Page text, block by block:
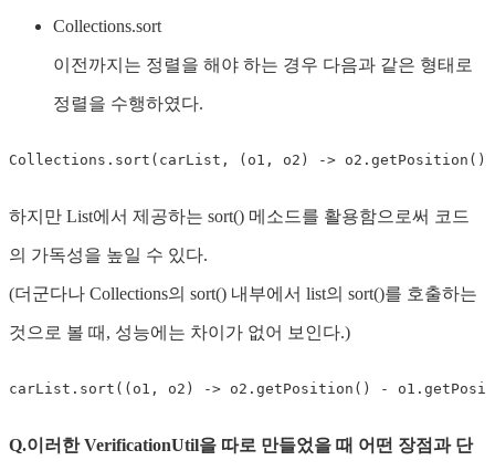
Collections.sort
이전까지는 정렬을 해야 하는 경우 다음과 같은 형태로
정렬을 수행하였다.
Collections . sort ( carList , ( o1 , o2 ) -> o2 . getPosition ( )
하지만 List에서 제공하는 sort() 메소드를 활용함으로써 코드
의 가독성을 높일 수 있다.
(더군다나 Collections의 sort() 내부에서 list의 sort()를 호출하는
것으로 볼 때, 성능에는 차이가 없어 보인다.)
carList . sort ( ( o1 , o2 ) -> o2 . getPosition ( ) - o1 .
Q.이러한 VerificationUtil을 따로 만들었을 때 어떤 장점과 단